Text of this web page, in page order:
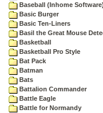
Baseball (Inhome
Basic Burger
Basic Ten-Liners
Basil the Great Mouse
Basketball
Basketball Pro Style
Bat Pack
Batman
Bats
Battalion Commander
Battle Eagle
Battle for Normandy